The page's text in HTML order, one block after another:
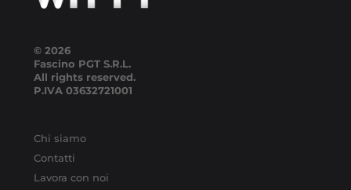
© 2026
Fascino PGT S.R.L.
All rights reserved.
P.IVA 03632721001
Chi siamo
Contatti
Lavora con noi